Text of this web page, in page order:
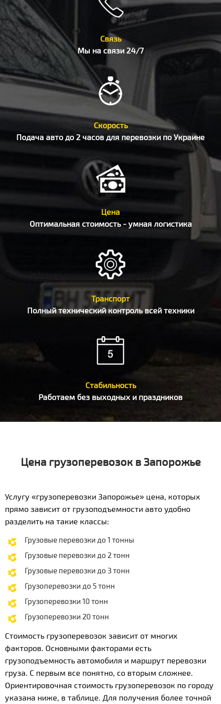
Связь
Мы на связи 24/7
Скорость
Подача авто до 2 часов для перевозки по Украине
Цена
Оптимальная стоимость - умная логистика
Транспорт
Полный технический контроль всей техники
Стабильность
Работаем без выходных и праздников
Цена грузоперевозок в Запорожье
Услугу «грузоперевозки Запорожье» цена, которых
прямо зависит от грузоподъемности авто удобно
разделить на такие классы:
Грузовые перевозки до 1 тонны
Грузовые перевозки до 2 тонн
Грузовые перевозки до 3 тонн
Грузоперевозки до 5 тонн
Грузоперевозки 10 тонн
Грузоперевозки 20 тонн
Стоимость грузоперевозок зависит от многих
факторов. Основными факторами есть
грузоподъемность автомобиля и маршрут перевозки
груза. С первым все понятно, со вторым сложнее.
Ориентировочная стоимость грузоперевозок по городу
указана ниже, в таблице. Для получения более точной